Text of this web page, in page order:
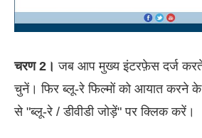
चरण 2।जब आप मुख्य इंटरफ़ेस दर्ज करते
चुनें। फिर ब्लू-रे फिल्मों को आयात करने के
से "ब्लू-रे / डीवीडी जोड़ें" पर क्लिक करें।